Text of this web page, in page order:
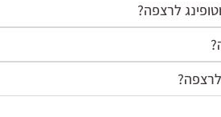
לרצפה?
לרצפה?